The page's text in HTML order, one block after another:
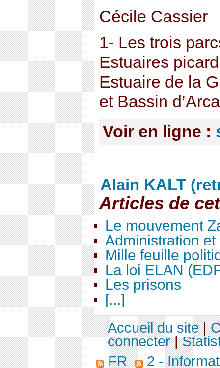
Cécile Cassier
1- Les trois
Estuaires
Estuaire de la
et Bassin
Voir en ligne :
Alain KALT
Articles de
Le mouvement
Administration
Mille feuille
La loi ELAN
Les prisons
[...]
Accueil du site|
connecter|
FR
2 -